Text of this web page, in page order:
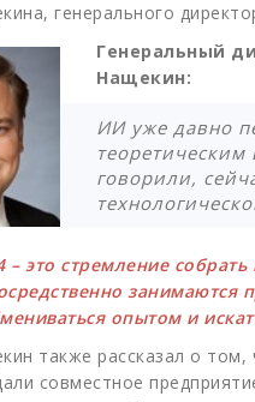
генерального
Генеральный
Нащекин:
ИИ уже давно
говорили,
– это стремление
занимаются
опытом и
также рассказал о
совместное